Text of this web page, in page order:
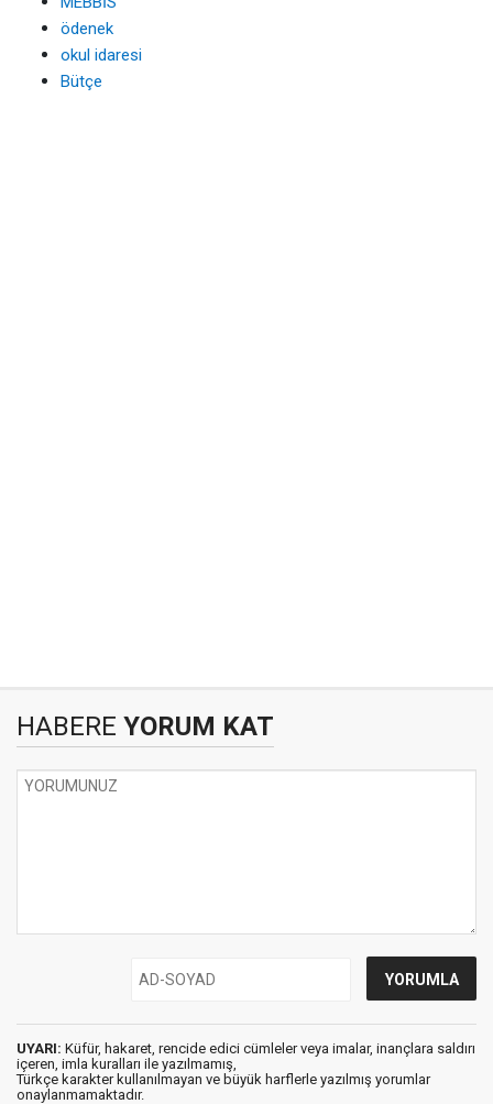
ödenek
okul idaresi
Bütçe
HABERE YORUM KAT
UYARI: Küfür, hakaret, rencide edici cümleler veya imalar, inançlara saldırı
içeren, imla kuralları ile yazılmamış,
Türkçe karakter kullanılmayan ve büyük harflerle yazılmış yorumlar
onaylanmamaktadır.